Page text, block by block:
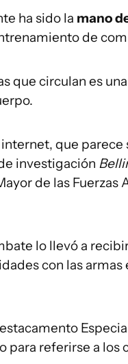
ha sido la mano
de
que circulan es
que
investigación
de las Fuerzas
lo llevó a
con las armas
para referirse a los